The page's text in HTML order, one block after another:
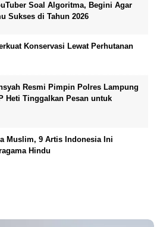
Soal Algoritma, Begini Agar
Sukses di Tahun 2026
Konservasi Lewat Perhutanan
Resmi Pimpin Polres Lampung
Heti Tinggalkan Pesan untuk
Muslim, 9 Artis Indonesia Ini
Hindu